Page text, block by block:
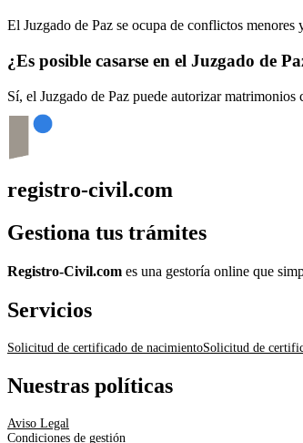
El Juzgado de Paz se ocupa de conflictos
¿Es posible casarse en el Juzgado de
Sí, el Juzgado de Paz puede autorizar
registro-civil.com
Gestiona tus trámites
Registro-Civil.com es una gestoría online que
Servicios
Solicitud de certificado de nacimientoSolicitud de
Nuestras políticas
Aviso Legal
Condiciones de gestión